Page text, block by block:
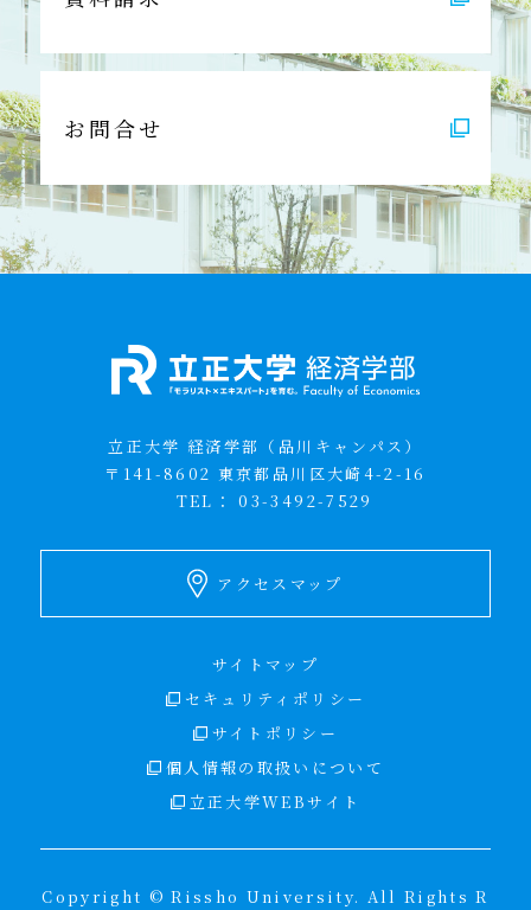
お問合せ
立正大学 経済学部（品川キャンパス）
〒141-8602 東京都品川区大崎4-2-16
TEL：03-3492-7529
アクセスマップ
サイトマップ
セキュリティポリシー
サイトポリシー
個人情報の取扱いについて
立正大学WEBサイト
Copyright © Rissho University. All Rights R